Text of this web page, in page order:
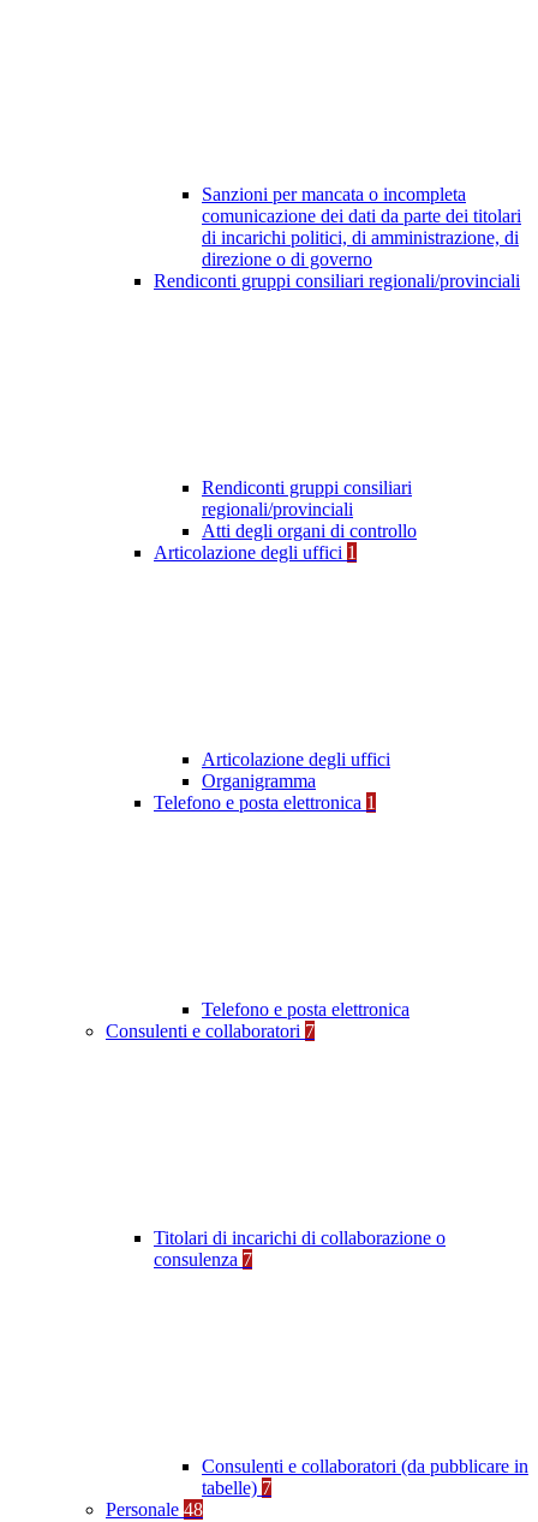
Sanzioni per mancata o incompleta
comunicazione dei dati da parte dei titolari
di incarichi politici, di amministrazione, di
direzione o di governo
Rendiconti gruppi consiliari regionali/provinciali
Rendiconti gruppi consiliari
regionali/provinciali
Atti degli organi di controllo
Articolazione degli uffici 1
Articolazione degli uffici
Organigramma
Telefono e posta elettronica 1
Telefono e posta elettronica
Consulenti e collaboratori 7
Titolari di incarichi di collaborazione o
consulenza 7
Consulenti e collaboratori (da pubblicare in
tabelle) 7
Personale 48